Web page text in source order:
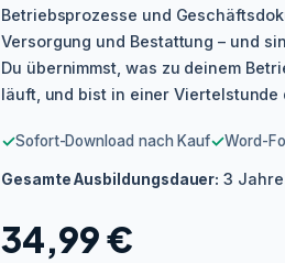
Betriebsprozesse und
Versorgung und Bestattung – und
Du übernimmst, was zu deinem
läuft, und bist in einer Viertelstunde
✓Sofort-Download nach Kauf✓Word-
Gesamte Ausbildungsdauer: 3 Jahre
34,99€